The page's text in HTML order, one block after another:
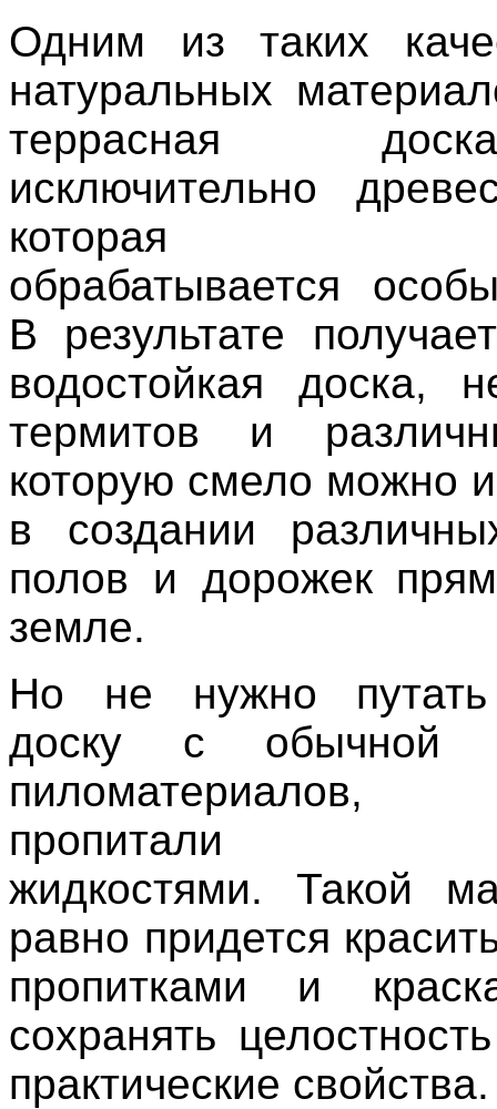
Одним из таких
натуральных
террасная
исключительно
которая
обрабатывается
В результате
водостойкая доска,
термитов и
которую смело можно
в создании
полов и дорожек
земле.
Но не нужно путать
доску с обычной
пропитали
жидкостями. Такой
равно придется
пропитками и
сохранять
практические свойства.